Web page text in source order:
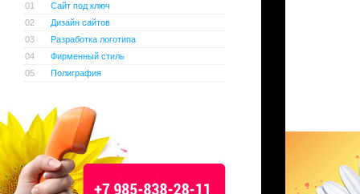
01
Сайт под ключ
02
Дизайн сайтов
03
Разработка логотипа
04
Фирменный стиль
05
Полиграфия